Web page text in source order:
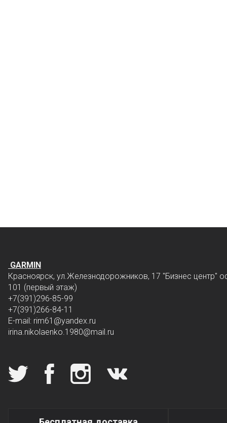
GARMIN
Красноярск, ул.Железнодорожников, 17 "Бизнес центр"
101 (первый этаж)
+7(391)296-85-99
+7(391)266-84-11
E-mail: rim61 @yandex.ru
irina.nikolaenko.1980@mail.ru
Мы в социальных сетях
Специальные условия